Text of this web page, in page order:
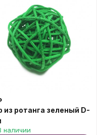
из ротанга зеленый D-
наличии